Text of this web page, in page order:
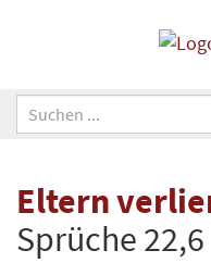
Eltern
Sprüche 22,6